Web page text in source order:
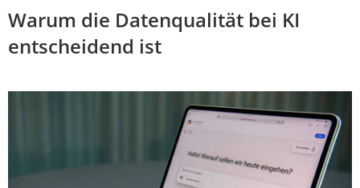
Warum die Datenqualität bei KI
entscheidend ist